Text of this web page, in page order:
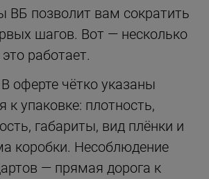
ВБ позволит вам сократить
шагов. Вот — несколько
работает.
В оферте чётко указаны
к упаковке: плотность,
габариты, вид плёнки и
коробки. Несоблюдение
— прямая дорога к